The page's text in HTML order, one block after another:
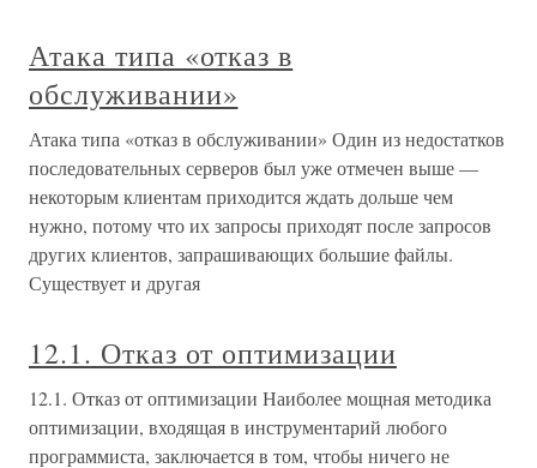
Атака типа «отказ в
обслуживании»
Атака типа «отказ в обслуживании» Один из недостатков
последовательных серверов был уже отмечен выше —
некоторым клиентам приходится ждать дольше чем
нужно, потому что их запросы приходят после запросов
других клиентов, запрашивающих большие файлы.
Существует и другая
12.1. Отказ от оптимизации
12.1. Отказ от оптимизации Наиболее мощная методика
оптимизации, входящая в инструментарий любого
программиста, заключается в том, чтобы ничего не